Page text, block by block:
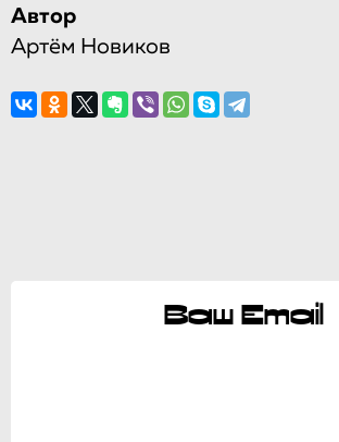
Автор
Артём Новиков
Ваш Email